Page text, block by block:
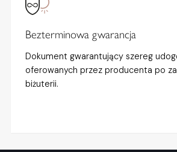
Bezterminowa gwarancja
Dokument gwarantujący szereg
oferowanych przez producenta po
biżuterii.